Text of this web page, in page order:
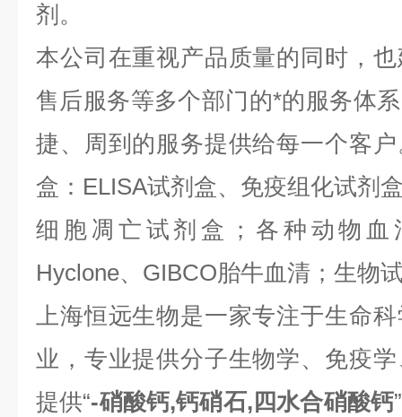
剂。
本公司在重视产品质量的同时，
售后服务等多个部门的*的服务体
捷、周到的服务提供给每一个客
盒：ELISA试剂盒、免疫组化试剂
细胞凋亡试剂盒；各种动物血
Hyclone、GIBCO胎牛血清；生物
上海恒远生物是一家专注于生命
业，专业提供分子生物学、免疫
提供“-硝酸钙,钙硝石,四水合硝酸钙